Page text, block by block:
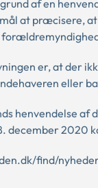
af en
at præcisere,
er, at der
eller
henvendelse af
december 2020
find/